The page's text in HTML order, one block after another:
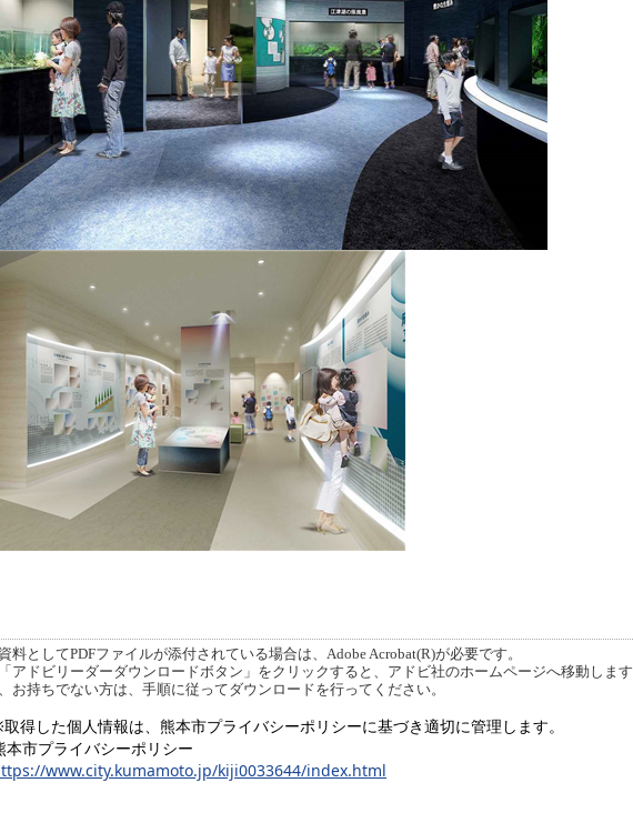
料としてPDFファイルが添付されている場合は、Adobe Acrobat(R)が必要です。
アドビリーダーダウンロードボタン」をクリックすると、アドビ社のホームページへ移動しま
お持ちでない方は、手順に従ってダウンロードを行ってください。
得した個人情報は、熊本市プライバシーポリシーに基づき適切に管理します。
本市プライバシーポリシー
www.city.kumamoto.jp/kiji0033644/index.html